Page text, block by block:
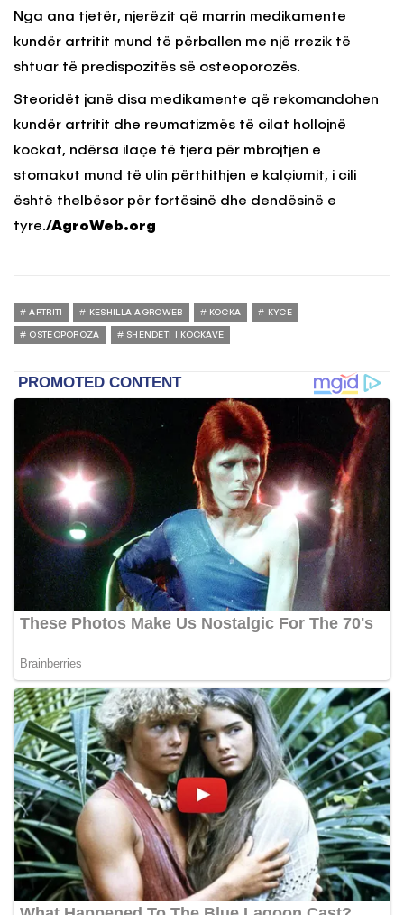
Nga ana tjetër, njerëzit që marrin medikamente
kundër artritit mund të përballen me një rrezik të
shtuar të predispozitës së osteoporozës.
Steoridët janë disa medikamente që rekomandohen
kundër artritit dhe reumatizmës të cilat hollojnë
kockat, ndërsa ilaçe të tjera për mbrojtjen e
stomakut mund të ulin përthithjen e kalçiumit, i cili
është thelbësor për fortësinë dhe dendësinë e
tyre./AgroWeb.org
ARTRITI KESHILLA AGROWEB KOCKA KYCE
OSTEOPOROZA SHENDETI I KOCKAVE